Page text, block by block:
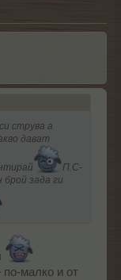
струва а
дават
П.С-
брой зада ги
по-малко и от